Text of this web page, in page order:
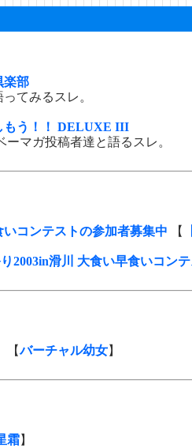
楽部
てみるスレ。
もう！！ DELUXE III
マガ投稿者達と語るスレ。
コンテストの参加者募集中 【
2003in滑川 大食い早食いコン
【バーチャル幼女】
霜】